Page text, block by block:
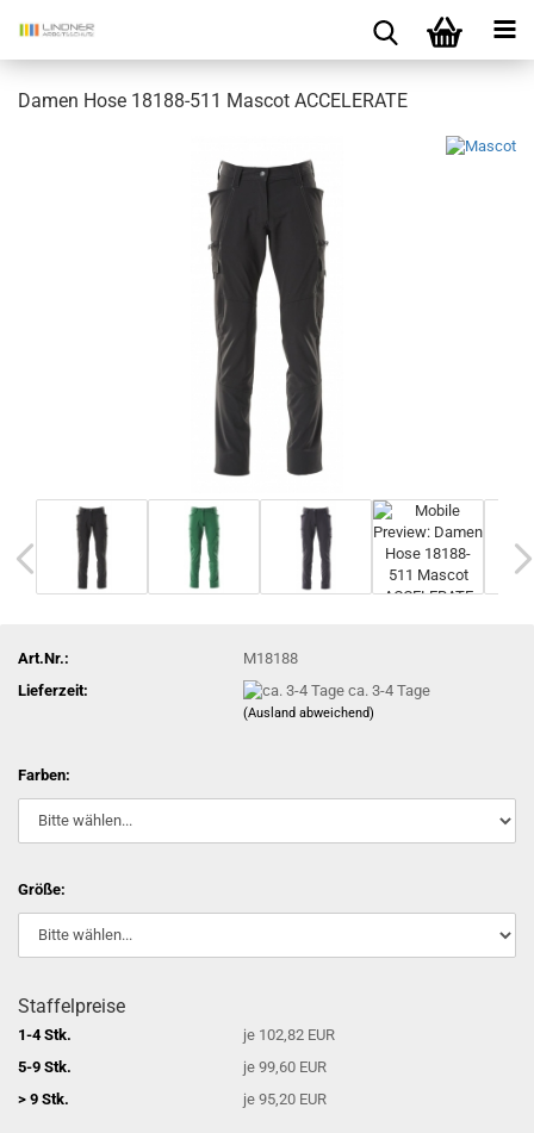
Damen Hose 18188-511 Mascot ACCELERATE
Art.Nr.:
M18188
Lieferzeit:
ca. 3-4 Tage
(Ausland abweichend)
Farben:
Größe:
Staffelpreise
1-4 Stk.
je 102,82 EUR
5-9 Stk.
je 99,60 EUR
> 9 Stk.
je 95,20 EUR